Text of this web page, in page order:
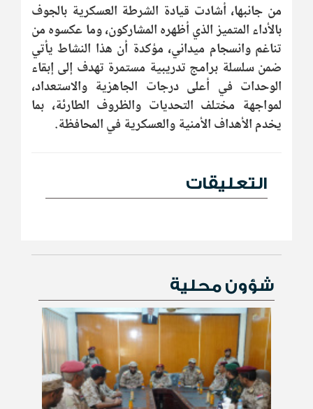
من جانبها، أشادت قيادة الشرطة العسكرية بالجوف
بالأداء المتميز الذي أظهره المشاركون، وما عكسوه من
تناغم وانسجام ميداني، مؤكدة أن هذا النشاط يأتي
ضمن سلسلة برامج تدريبية مستمرة تهدف إلى إبقاء
الوحدات في أعلى درجات الجاهزية والاستعداد،
لمواجهة مختلف التحديات والظروف الطارئة، بما
يخدم الأهداف الأمنية والعسكرية في المحافظة.
التعليقات
شؤون محلية